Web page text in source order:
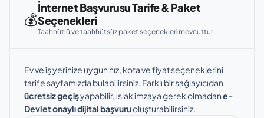
💰
İnternet Başvurusu Tarife & Paket
Seçenekleri
Taahhütlü ve taahhütsüz paket seçenekleri mevcuttur.
Ev ve iş yerinize uygun hız, kota ve fiyat seçeneklerini
tarife sayfamızda bulabilirsiniz. Farklı bir sağlayıcıdan
ücretsiz geçişyapabilir, ıslak imzaya gerek olmadane-
Devlet onaylı dijital başvuruoluşturabilirsiniz.